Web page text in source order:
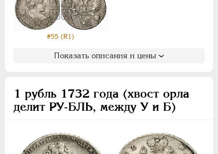
#55 (R1)
Показать описания и цены
1 рубль 1732 года (хвост орла
делит РУ-БЛЬ, между У и Б)
ИНОСТРАННЫЕ 1768-1918